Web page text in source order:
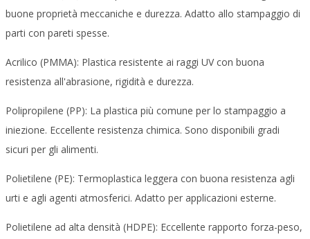
buone proprietà meccaniche e durezza. Adatto allo stampaggio di
parti con pareti spesse.
Acrilico (PMMA): Plastica resistente ai raggi UV con buona
resistenza all'abrasione, rigidità e durezza.
Polipropilene (PP): La plastica più comune per lo stampaggio a
iniezione. Eccellente resistenza chimica. Sono disponibili gradi
sicuri per gli alimenti.
Polietilene (PE): Termoplastica leggera con buona resistenza agli
urti e agli agenti atmosferici. Adatto per applicazioni esterne.
Polietilene ad alta densità (HDPE): Eccellente rapporto forza-peso,